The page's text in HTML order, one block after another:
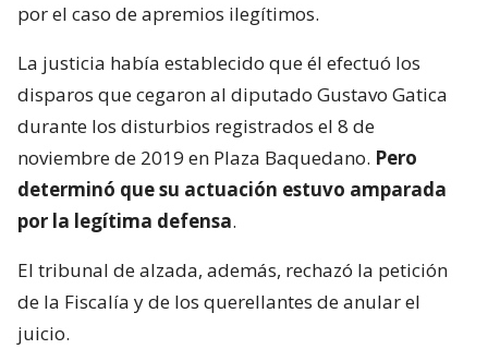
por el caso de apremios ilegítimos.
La justicia había establecido que él efectuó los
disparos que cegaron al diputado Gustavo Gatica
durante los disturbios registrados el 8 de
noviembre de 2019 en Plaza Baquedano. Pero
determinó que su actuación estuvo amparada
por la legítima defensa.
El tribunal de alzada, además, rechazó la petición
de la Fiscalía y de los querellantes de anular el
juicio.